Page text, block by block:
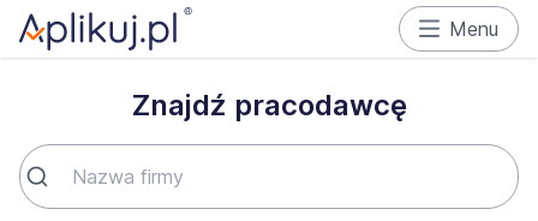
Menu
Znajdź pracodawcę